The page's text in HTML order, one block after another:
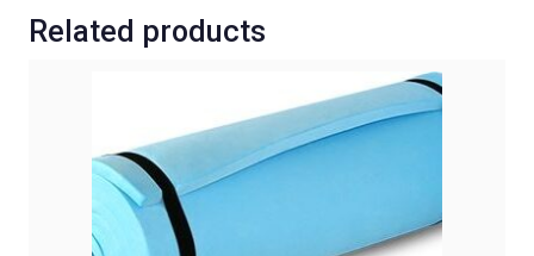
Related products